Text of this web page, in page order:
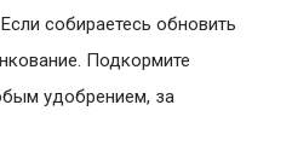
собираетесь обновить
Подкормите
удобрением, за